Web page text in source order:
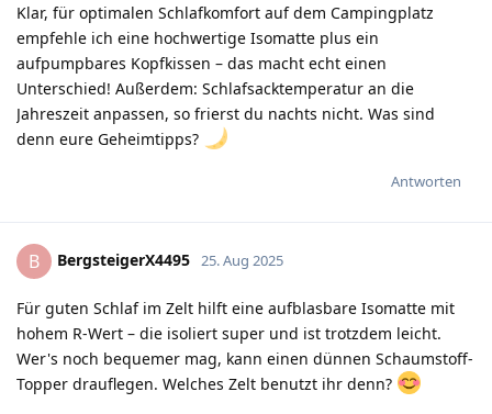
Klar, für optimalen Schlafkomfort auf dem Campingplatz
empfehle ich eine hochwertige Isomatte plus ein
aufpumpbares Kopfkissen – das macht echt einen
Unterschied! Außerdem: Schlafsacktemperatur an die
Jahreszeit anpassen, so frierst du nachts nicht. Was sind
denn eure Geheimtipps?
Antworten
B BergsteigerX4495 25. Aug 2025
Für guten Schlaf im Zelt hilft eine aufblasbare Isomatte mit
hohem R-Wert – die isoliert super und ist trotzdem leicht.
Wer's noch bequemer mag, kann einen dünnen Schaumstoff-
Topper drauflegen. Welches Zelt benutzt ihr denn?